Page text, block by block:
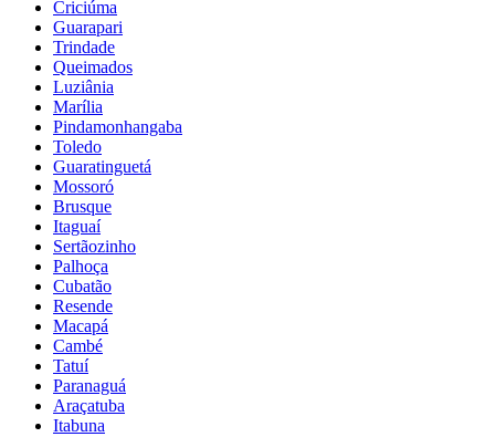
Criciúma
Guarapari
Trindade
Queimados
Luziânia
Marília
Pindamonhangaba
Toledo
Guaratinguetá
Mossoró
Brusque
Itaguaí
Sertãozinho
Palhoça
Cubatão
Resende
Macapá
Cambé
Tatuí
Paranaguá
Araçatuba
Itabuna